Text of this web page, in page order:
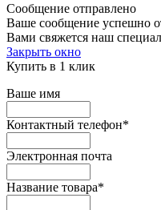
Сообщение отправлено
Ваше сообщение успешно
Вами свяжется наш
Закрыть окно
Купить в 1 клик
Ваше имя
Контактный телефон*
Электронная почта
Название товара*